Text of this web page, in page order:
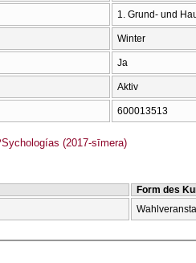
1. Grund- und
Winter
Ja
Aktiv
600013513
(2017-sīmera)
Form des